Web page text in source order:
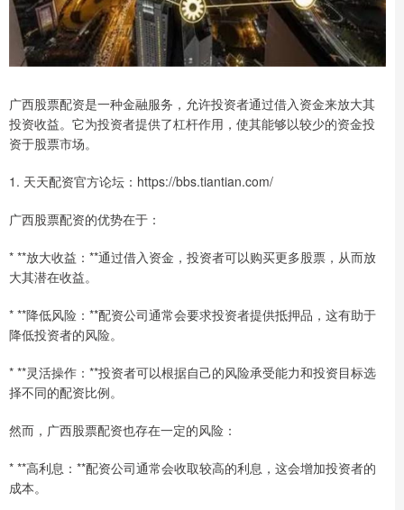
广西股票配资是一种金融服务，允许投资者通过借入资金来放大其
投资收益。它为投资者提供了杠杆作用，使其能够以较少的资金投
资于股票市场。
1. 天天配资官方论坛：https://bbs.tiantian.com/
广西股票配资的优势在于：
* **放大收益：**通过借入资金，投资者可以购买更多股票，从而放
大其潜在收益。
* **降低风险：**配资公司通常会要求投资者提供抵押品，这有助于
降低投资者的风险。
* **灵活操作：**投资者可以根据自己的风险承受能力和投资目标选
择不同的配资比例。
然而，广西股票配资也存在一定的风险：
* **高利息：**配资公司通常会收取较高的利息，这会增加投资者的
成本。